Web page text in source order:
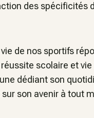
des spécificités
de nos sportifs
scolaire et vie
dédiant son
choix sur